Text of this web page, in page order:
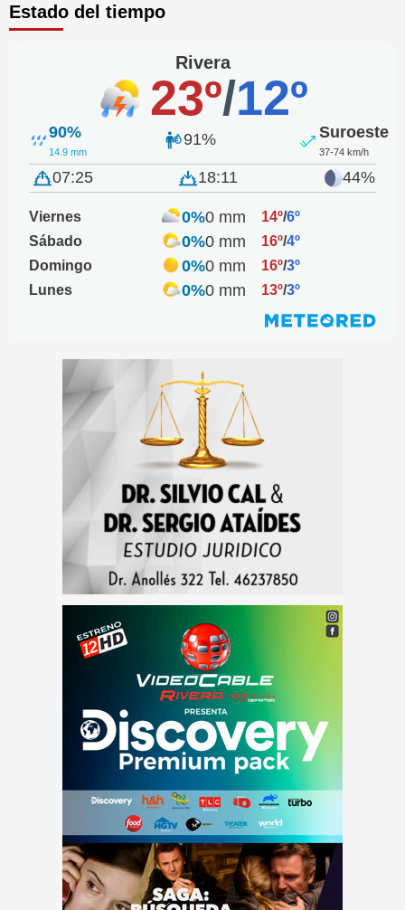
Estado del tiempo
Rivera
23º/12º
90%
14.9 mm
91% Suroeste
37-74 km/h
07:25 18:11 44%
Viernes 0%0 mm 14º/6º
Sábado
0%0 mm 16º/4º
Domingo
0%0 mm 16º/3º
Lunes
0%0 mm 13º/3º